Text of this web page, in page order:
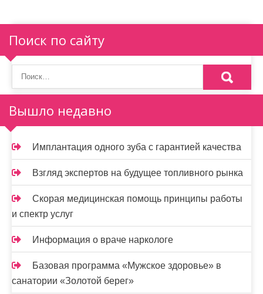
и
я
п
о
з
а
п
и
с
я
м
Поиск по сайту
Вышло недавно
Имплантация одного зуба с гарантией качества
Взгляд экспертов на будущее топливного рынка
Скорая медицинская помощь принципы работы
и спектр услуг
Информация о враче наркологе
Базовая программа «Мужское здоровье» в
санатории «Золотой берег»